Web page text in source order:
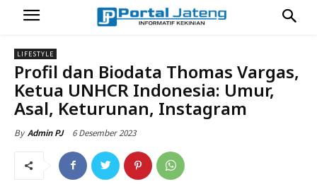
LIFESTYLE
Profil dan Biodata Thomas Vargas,
Ketua UNHCR Indonesia: Umur,
Asal, Keturunan, Instagram
By Admin PJ 6 Desember 2023